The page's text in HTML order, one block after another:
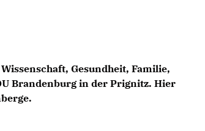
Gesundheit, Familie,
Brandenburg in der Prignitz. Hier